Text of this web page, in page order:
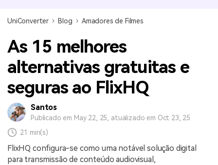
UniConverter Blog Amadores de Filmes
As 15 melhores
alternativas gratuitas e
seguras ao FlixHQ
Santos
Publicado em May 22, 25, atualizado em Oct 23, 25
21 min(s)
FlixHQ configura-se como uma notável solução digital
para transmissão de conteúdo audiovisual,